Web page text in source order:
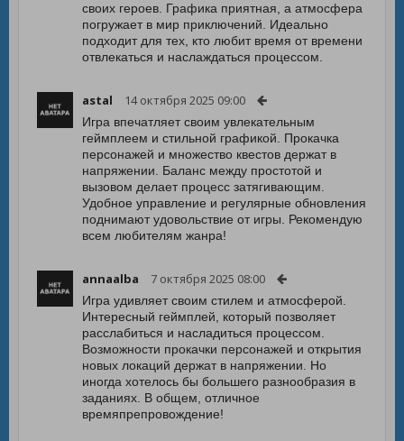
своих героев. Графика приятная, а атмосфера
погружает в мир приключений. Идеально
подходит для тех, кто любит время от времени
отвлекаться и наслаждаться процессом.
astal 14 октября 2025 09:00
Игра впечатляет своим увлекательным
геймплеем и стильной графикой. Прокачка
персонажей и множество квестов держат в
напряжении. Баланс между простотой и
вызовом делает процесс затягивающим.
Удобное управление и регулярные обновления
поднимают удовольствие от игры. Рекомендую
всем любителям жанра!
annaalba 7 октября 2025 08:00
Игра удивляет своим стилем и атмосферой.
Интересный геймплей, который позволяет
расслабиться и насладиться процессом.
Возможности прокачки персонажей и открытия
новых локаций держат в напряжении. Но
иногда хотелось бы большего разнообразия в
заданиях. В общем, отличное
времяпрепровождение!